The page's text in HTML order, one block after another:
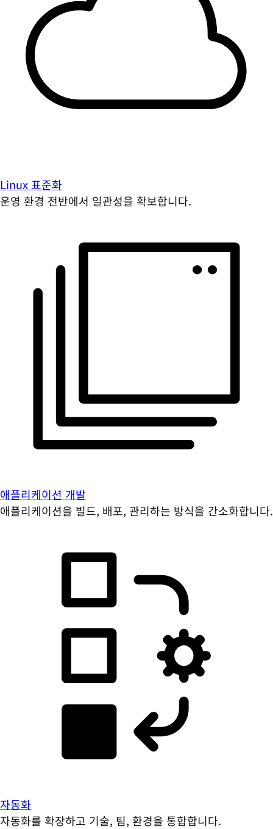
Linux 표준화
운영 환경 전반에서 일관성을 확보합니다.
애플리케이션 개발
애플리케이션을 빌드, 배포, 관리하는 방식을 간소화합니다.
자동화
자동화를 확장하고 기술, 팀, 환경을 통합합니다.